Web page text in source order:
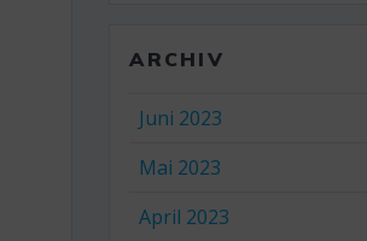
ARCHIV
Juni 2023
Mai 2023
April 2023